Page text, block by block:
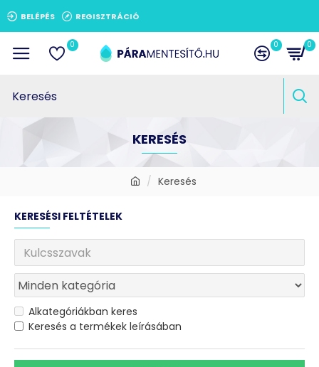
BELÉPÉS REGISZTRÁCIÓ
0 0 0
Keresés
KERESÉS
KERESÉSI FELTÉTELEK
Alkategóriákban keres
Keresés a termékek leírásában